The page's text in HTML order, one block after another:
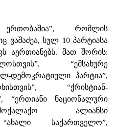
რომლის
ვაშაძეა, სულ 10 პარტიასა
აერთიანებს. მათ შორის:
“ემსახურე
დემოკრატიული პარტია”,
“ქრისტიან-
“ერთიანი ნაციონალური
ალიანსი
“ახალი საქართველო”,